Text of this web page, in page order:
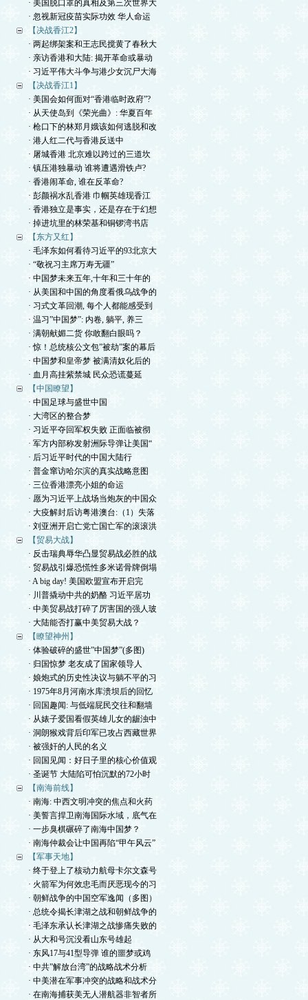
· 美国脱口罩的真相及第三次世界大
· 忽视新冠疫苗实际功效 华人命运
【决战香江2】
· 两起绑架案和王志民搅黄了春秋大
· 亲访香港和大陆: 揭开革命或暴动
· 习近平伟大斗争与港少女沉尸大海
【决战香江1】
· 美国会如何面对“香港临时政府”?
· 从天使岛到《荣光曲》: 华夏百年
· 枪口下的林郑月娥该如何逃脱和改
· 港人红二代与香港反送中
· 屠城香港 北京难以跨过的三道坎
· 镇压港独暴动 谁将遭遇滑铁卢?
· 香港闹革命, 谁在反革命?
· 彭颜祸水乱香港 巾帼英雄现香江
· 香港独立是事实，还是存在于幻想
· 掉进坑里的林荣基和铜锣湾书店
【东方又红】
· 毛泽东如何看待习近平的93北京大
· “敬祝习主席万寿无疆”
· 中国梦未来五年,十年和三十年的
· 从美国和中国的角度看俄乌战争的
· 习式文革回潮, 每个人都能感受到
· 温习”中国梦”: 内卷, 躺平, 养三
· 满朝献媚二货 你敢翻白眼吗？
· 惊！总统核公文包”被劫”案的幕后
· 中国梦和皇帝梦 被满清奴化后的
· 血月高挂紫禁城 民众恐谎蔓延
【中国瞭望】
· 中国足球与盛世中国
· 大湾区的整合梦
· 习近平夺回军权失败 正面临被彻
· 军方内部称发射洲际导弹让美国“
· 后习近平时代的中国大陆行
· 普金窜访哈尔滨的真实战略意图
· 三位香港漂亮小姐的命运
· 愿为习近平上战场当炮灰的中国众
· 大疫解封后访粤港澳台:（1）失落
· 刘亚洲开启亡党亡国亡军的滚滚洪
【贸易大战】
· 反击瑞典辱华凸显贸易战必胜的战
· 贸易战引爆恐慌性多米诺骨牌倒塌
· A big day! 美国欧盟宣布开启完
· 川普撬动中共的奶酪 习近平居功
· 中美贸易战打碎了厉害国的强人玻
· 大陆能否打赢中美贸易大战？
【瞭望神州】
· 体验破碎的盛世”中国梦”(多图)
· 归国惊梦 老友成了国家领导人
· 娘炮式的历史性决议与躺不平的习
· 1975年8月河南水库溃坝后的回忆
· 回国趣闻: 与低端屁民交往和翻墙
· 从婊子爱国看假英雄儿女的龌浊中
· 洞朗猴戏背后印军已攻占西藏世界
· 被强奸的人民的名义
· 回国见闻：好日子里的核心价值观
· 圣诞节 大陆陷可怕沉默的72小时
【南海前线】
· 南海: 中西文明冲突的焦点和火药
· 美誓言捍卫南海国际水域，底气在
· 一步臭棋碾碎了南海中国梦？
· 南海仲裁会让中国再陷“甲午风云”
【军事天地】
· 终于登上了核动力航母卡尔文森号
· 火箭军为何效忠毛而厌恶现今的习
· 朝鲜战争的中国空军逸闻（多图）
· 总统令揭长津湖之战和朝鲜战争的
· 毛泽东承认长津湖之战惨痛失败的
· 从大和号沉没看山东号雄起
· 东风17与41型导弹 谁的噩梦或鸡
· 中共”解放台湾”的战略战术分析
· 中美潜在军事冲突的战略和战术分
· 在南海捕获美无人潜航器非智者所